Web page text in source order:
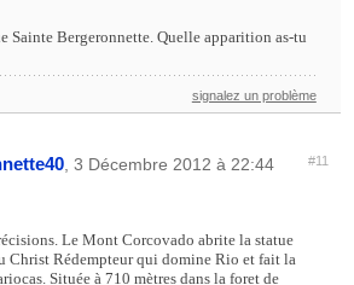
Sainte Bergeronnette. Quelle apparition as-tu
signalez un problème
, 3 Décembre 2012 à 22:44 #11
Le Mont Corcovado abrite la statue
Christ Rédempteur qui domine Rio et fait la
Située à 710 mètres dans la foret de